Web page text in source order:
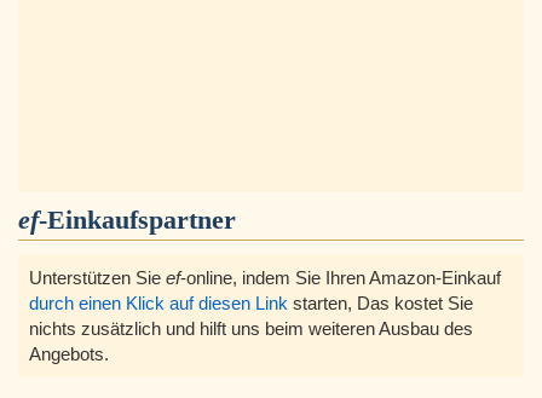
ef-Einkaufspartner
Unterstützen Sie ef-online, indem Sie Ihren Amazon-Einkauf
durch einen Klick auf diesen Link starten, Das kostet Sie
nichts zusätzlich und hilft uns beim weiteren Ausbau des
Angebots.